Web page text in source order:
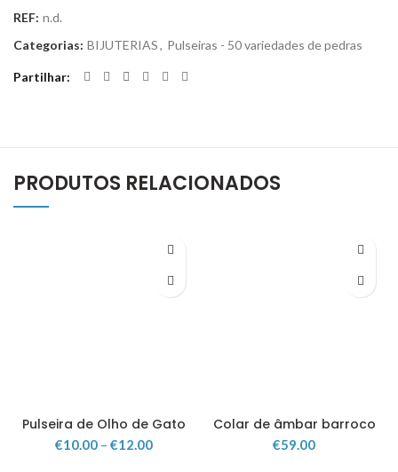
REF: n.d.
Categorias: BIJUTERIAS, Pulseiras - 50 variedades de pedras
Partilhar
PRODUTOS RELACIONADOS
Pulseira de Olho de Gato
€10.00 – €12.00
Colar de âmbar barroco
€59.00